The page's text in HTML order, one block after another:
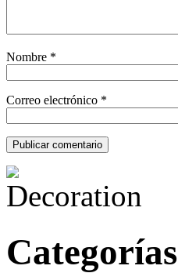
Nombre *
Correo electrónico *
Categorías